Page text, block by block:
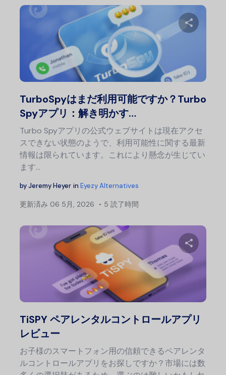
TurboSpyはまだ利用可能ですか？Turbo
Spyアプリ：解き明かす…
Turbo Spyアプリの公式ウェブサイトは現在アクセ
スできない状態のようで、利用可能性に関する最新
情報は限られています。これにより懸念が生じてい
ます…
byJeremy Heyer in Eyezy Alternatives
更新済み 06 5月, 2026 5 読了時間
この記
TiSPY ペアレンタルコントロールアプリ
レビュー
お子様のスマートフォン用の信頼できるペアレンタ
ルコントロールアプリをお探しですか？市場には数